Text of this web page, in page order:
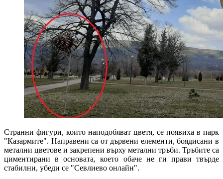
Странни фигури, които наподобяват цветя, се появиха в парк
"Казармите". Направени са от дървени елементи, боядисани в
метални цветове и закрепени върху метални тръби. Тръбите са
циментирани в основата, което обаче не ги прави твърде
стабилни, убеди се "Севлиево онлайн".